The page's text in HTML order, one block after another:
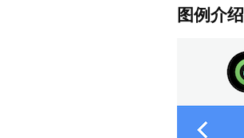
图例介绍